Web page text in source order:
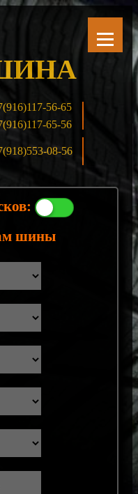
56-65
65-56
08-56
шины